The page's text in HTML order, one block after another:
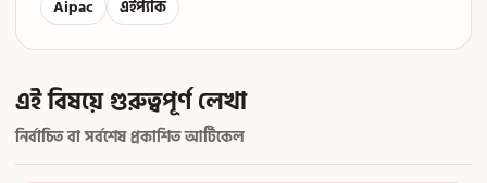
Aipac
এইপ্যাক
এই বিষয়ে গুরুত্বপূর্ণ লেখা
নির্বাচিত বা সর্বশেষ প্রকাশিত আর্টিকেল